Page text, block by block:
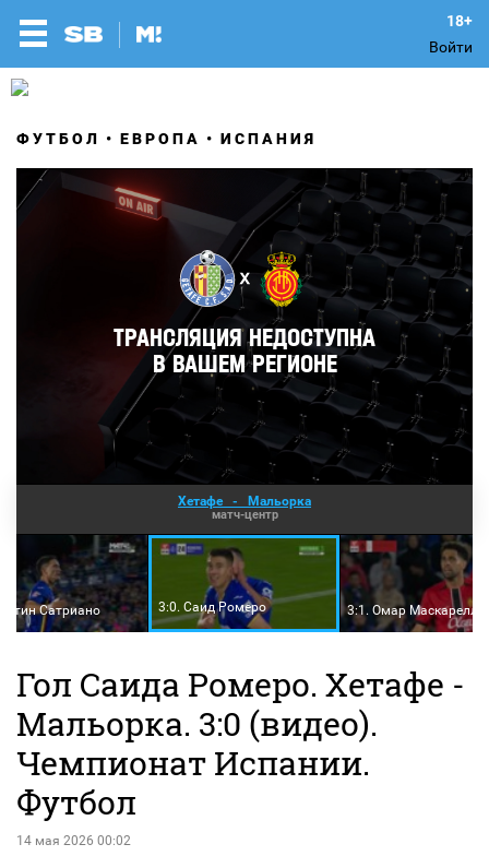
Войти
ФУТБОЛ ЕВРОПА ИСПАНИЯ
Хетафе - Мальорка
матч-центр
Сатриано 3:0. Саид Ромеро 3:1. Омар Маскарелль
Гол Саида Ромеро. Хетафе -
Мальорка. 3:0 (видео).
Чемпионат Испании.
Футбол
14 мая 2026 00:02